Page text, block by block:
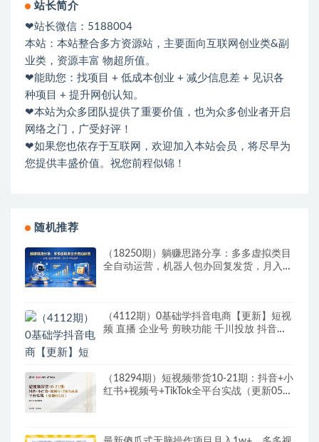
站长简介
❤站长微信：5188004
本站：本站整合多方资源站，主要面向互联网创业类&副
业类，资源丰富 物超所值。
❤能助您：找项目 + 低成本创业 + 减少信息差 + 见识各
种项目 + 提升网创认知。
❤本站为众多团队提供了重要价值，也为众多创业者开启
网络之门，广受好评！
❤如果您也依存于互联网，欢迎加入本站会员，将尽早为
您提供丰盛价值。祝您前程似锦！
随机推荐
（18250期）躺赚思路分享：多多虚拟类目
全自动运营，机器人包办回复发货，月入
（4112期）0基础学抖音电商【更新】短视
频 直播 企业号 剪映功能 千川投放 抖音小
（18294期）短视频带货10-21期：抖音+小
红书+视频号+TikTok全平台实战（更新05